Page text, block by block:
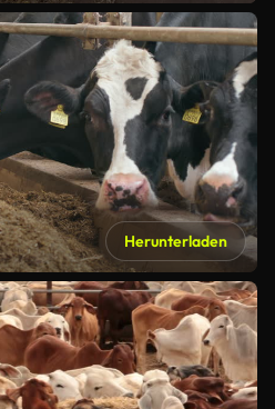
Herunterladen